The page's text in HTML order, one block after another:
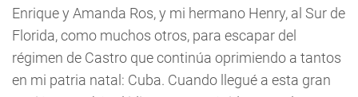
Enrique y Amanda Ros, y mi hermano Henry, al Sur de
Florida, como muchos otros, para escapar del
régimen de Castro que continúa oprimiendo a tantos
en mi patria natal: Cuba. Cuando llegué a esta gran